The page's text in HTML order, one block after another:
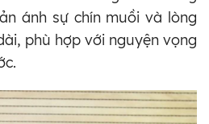
ánh sự chín muồi và lòng
phù hợp với nguyện vọng